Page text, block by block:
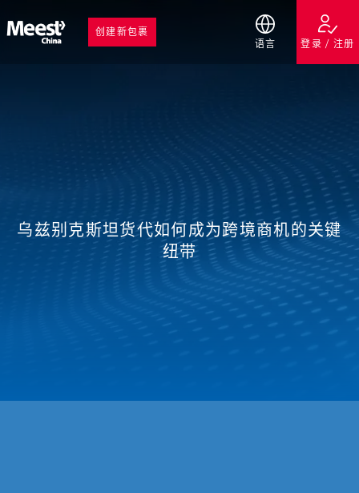
创建新包裹
语言
登录 / 注册
乌兹别克斯坦货代如何成为跨境商机的关键
纽带